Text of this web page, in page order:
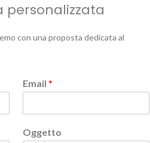
personalizzata
con una proposta dedicata al
Email *
Oggetto